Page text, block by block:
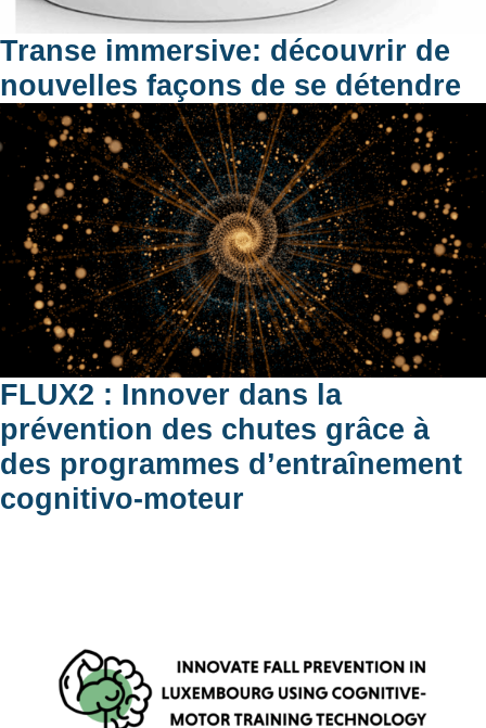
Transe immersive: découvrir de
nouvelles façons de se détendre
FLUX2 : Innover dans la
prévention des chutes grâce à
des programmes d’entraînement
cognitivo-moteur